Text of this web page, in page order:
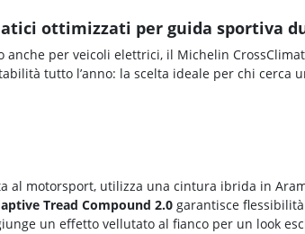
ottimizzati per guida sportiva
per veicoli elettrici, il Michelin
tutto l’anno: la scelta ideale per chi cerca
al motorsport, utilizza una cintura ibrida in
Tread Compound 2.0 garantisce
un effetto vellutato al fianco per un look